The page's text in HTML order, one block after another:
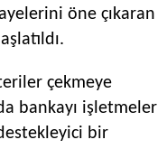
öne çıkaran
çekmeye
bankayı işletmeler
bir